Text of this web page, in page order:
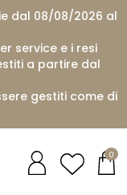
dal 08/08/2026 al
service e i resi
a partire dal
gestiti come di
0